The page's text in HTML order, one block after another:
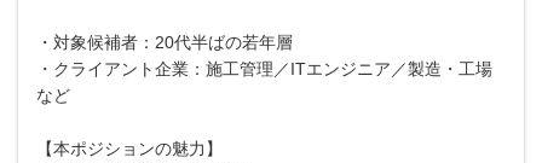
・対象候補者：20代半ばの若年層
・クライアント企業：施工管理／ITエンジニア／製造・工場
など
【本ポジションの魅力】